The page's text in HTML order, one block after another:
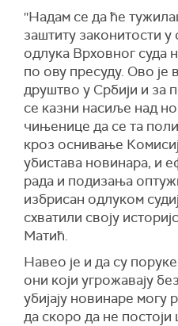
''Надам се да ће
заштиту законитости у
одлука Врховног суда
по ову пресуду. Ово је
друштво у Србији и за
се казни насиље над
чињенице да се та
кроз оснивање
убистава новинара, и
рада и подизања
избрисан одлуком
схватили своју
Матић.
Навео је и да су
они који угрожавају
убијају новинаре могу
да скоро да не